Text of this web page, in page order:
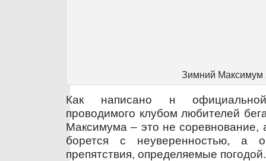
Зимний Максимум
Как написано н
проводимого клубом любителей
Максимума – это не соревнование,
борется с неуверенностью, а
препятствия, определяемые погодой.